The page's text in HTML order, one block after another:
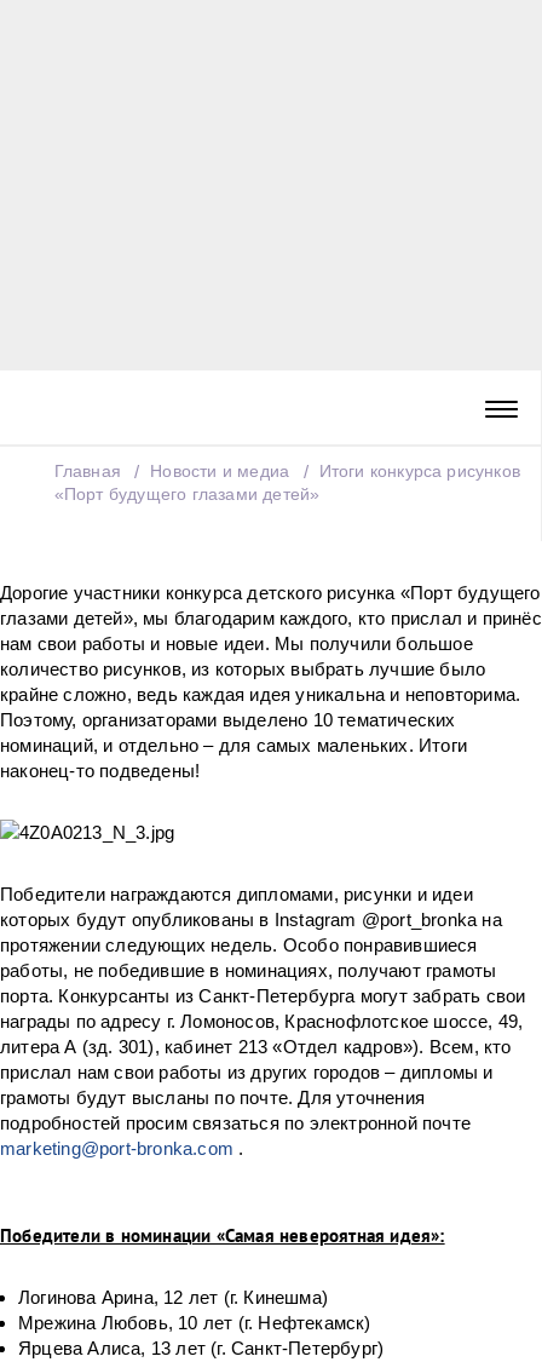
Главная Новости и медиа
Итоги конкурса рисунков
«Порт будущего глазами детей»
Дорогие участники конкурса детского рисунка «Порт будущего
глазами детей», мы благодарим каждого, кто прислал и принёс
нам свои работы и новые идеи. Мы получили большое
количество рисунков, из которых выбрать лучшие было
крайне сложно, ведь каждая идея уникальна и неповторима.
Поэтому, организаторами выделено 10 тематических
номинаций, и отдельно – для самых маленьких. Итоги
наконец-то подведены!
Победители награждаются дипломами, рисунки и идеи
которых будут опубликованы в Instagram @port_bronka на
протяжении следующих недель. Особо понравившиеся
работы, не победившие в номинациях, получают грамоты
порта. Конкурсанты из Санкт-Петербурга могут забрать свои
награды по адресу г. Ломоносов, Краснофлотское шоссе, 49,
литера А (зд. 301), кабинет 213 «Отдел кадров»). Всем, кто
прислал нам свои работы из других городов – дипломы и
грамоты будут высланы по почте. Для уточнения
подробностей просим связаться по электронной почте
marketing@port-bronka.com .
Победители в номинации «Самая невероятная идея»:
Логинова Арина, 12 лет (г. Кинешма)
Мрежина Любовь, 10 лет (г. Нефтекамск)
Ярцева Алиса, 13 лет (г. Санкт-Петербург)